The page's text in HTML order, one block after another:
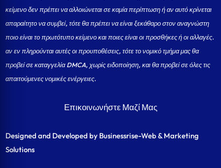
κείμενο δεν πρέπει να αλλοιώνεται σε καμία περίπτωση ή αν αυτό κρίνεται
απαραίτητο να συμβεί, τότε θα πρέπει να είναι ξεκάθαρο στον αναγνώστη
ποιο είναι το πρωτότυπο κείμενο και ποιες είναι οι προσθήκες ή οι αλλαγές.
αν εν πληρούνται αυτές οι προυποθέσεις, τότε το νομικό τμήμα μας θα
προβεί σε καταγγελία DMCA, χωρίς ειδοποίηση, και θα προβεί σε όλες τις
απαιτούμενες νομικές ενέργειες.
Επικοινωνήστε Μαζί Μας
Designed and Developed by Businessrise-Web & Marketing
Solutions